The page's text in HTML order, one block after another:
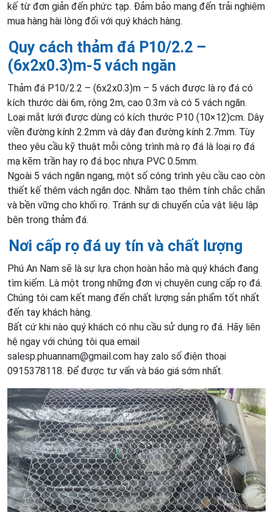
kế từ đơn giản đến phức tạp. Đảm bảo mang đến trải nghiệm
mua hàng hài lòng đối với quý khách hàng.
Quy cách thảm đá P10/2.2 –
(6x2x0.3)m-5 vách ngăn
Thảm đá P10/2.2 – (6x2x0.3)m – 5 vách được là rọ đá có
kích thước dài 6m, rộng 2m, cao 0.3m và có 5 vách ngăn.
Loại mắt lưới được dùng có kích thước P10 (10×12)cm. Dây
viền đường kính 2.2mm và dây đan đường kính 2.7mm. Tùy
theo yêu cầu kỹ thuật mỗi công trình mà rọ đá là loại rọ đá
mạ kẽm trần hay rọ đá bọc nhựa PVC 0.5mm.
Ngoài 5 vách ngăn ngang, một số công trình yêu cầu cao còn
thiết kế thêm vách ngăn dọc. Nhằm tạo thêm tính chắc chắn
và bền vững cho khối rọ. Tránh sự di chuyển của vật liệu lập
bên trong thảm đá.
Nơi cấp rọ đá uy tín và chất lượng
Phú An Nam sẽ là sự lựa chọn hoàn hảo mà quý khách đang
tìm kiếm. Là một trong những đơn vị chuyên cung cấp rọ đá.
Chúng tôi cam kết mang đến chất lượng sản phẩm tốt nhất
đến tay khách hàng.
Bất cứ khi nào quý khách có nhu cầu sử dụng rọ đá. Hãy liên
hệ ngay với chúng tôi qua email
salesp.phuannam@gmail.com hay zalo số điện thoại
0915378118. Để được tư vấn và báo giá sớm nhất.